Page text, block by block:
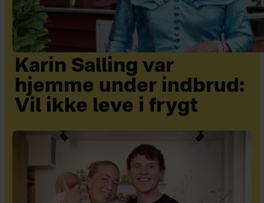
Karin Salling var
hjemme under indbrud:
Vil ikke leve i frygt